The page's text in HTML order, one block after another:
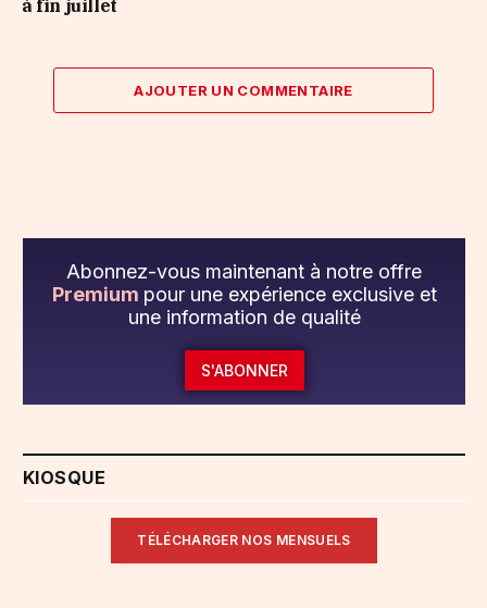
à fin juillet
AJOUTER UN COMMENTAIRE
Abonnez-vous maintenant à notre offre
Premium pour une expérience exclusive et
une information de qualité
S'ABONNER
KIOSQUE
TÉLÉCHARGER NOS MENSUELS